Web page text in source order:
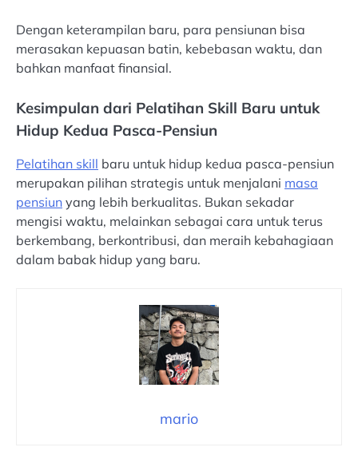
Dengan keterampilan baru, para pensiunan bisa
merasakan kepuasan batin, kebebasan waktu, dan
bahkan manfaat finansial.
Kesimpulan dari Pelatihan Skill Baru untuk
Hidup Kedua Pasca-Pensiun
Pelatihan skill baru untuk hidup kedua pasca-pensiun
merupakan pilihan strategis untuk menjalani masa
pensiun yang lebih berkualitas. Bukan sekadar
mengisi waktu, melainkan sebagai cara untuk terus
berkembang, berkontribusi, dan meraih kebahagiaan
dalam babak hidup yang baru.
mario